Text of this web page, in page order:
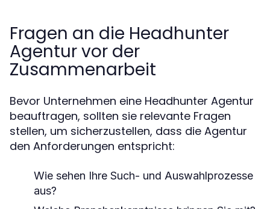
Fragen an die Headhunter
Agentur vor der
Zusammenarbeit
Bevor Unternehmen eine Headhunter Agentur
beauftragen, sollten sie relevante Fragen
stellen, um sicherzustellen, dass die Agentur
den Anforderungen entspricht:
Wie sehen Ihre Such- und Auswahlprozesse
aus?